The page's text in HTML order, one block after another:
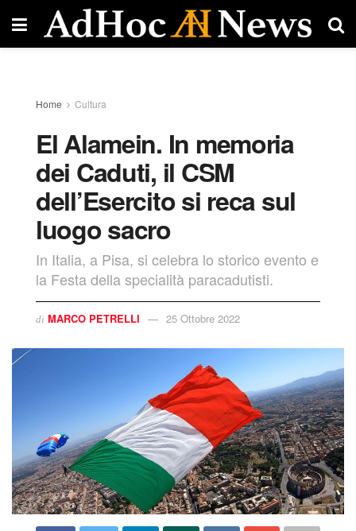
Home Cultura
El Alamein. In memoria
dei Caduti, il CSM
dell’Esercito si reca sul
luogo sacro
In Italia, a Pisa, si celebra lo storico evento e
la Festa della specialità paracadutisti.
di MARCO PETRELLI 25 Ottobre 2022